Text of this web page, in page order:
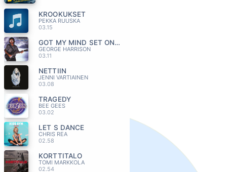
KROOKUKSET
PEKKA RUUSKA
03.15
GOT MY MIND SET ON YOU
GEORGE HARRISON
03.11
NETTIIN
JENNI VARTIAINEN
03.08
TRAGEDY
BEE GEES
03.02
LET S DANCE
CHRIS REA
02.58
KORTTITALO
TOMI MARKKOLA
02.54